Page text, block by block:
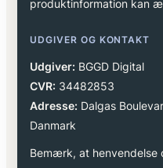
produktinformation kan
UDGIVER OG KONTAKT
Udgiver: BGGD Digital
CVR: 34482853
Adresse: Dalgas
Danmark
Bemærk, at henvendelse